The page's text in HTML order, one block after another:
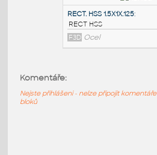
RECT HSS
F3D Ocel
F3D Ocel
Komentáře:
Nejste přihlášeni - nelze připojit komentáře
bloků